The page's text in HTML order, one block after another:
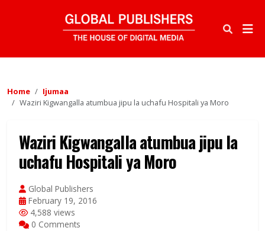
Home
Ijumaa
Waziri Kigwangalla atumbua jipu la uchafu Hospitali ya Moro
Waziri Kigwangalla atumbua jipu la
uchafu Hospitali ya Moro
Global Publishers
February 19, 2016
4,588 views
0 Comments